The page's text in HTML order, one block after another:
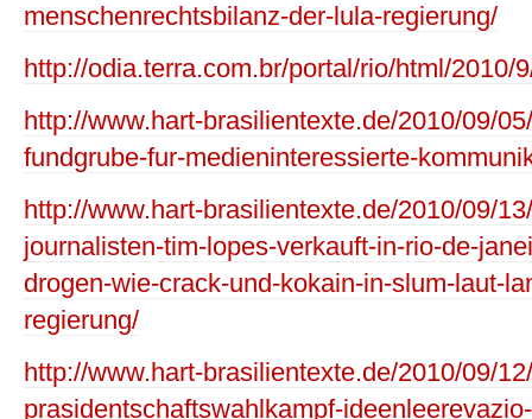
menschenrechtsbilanz-der-lula-regierung/
http://odia.terra.com.br/portal/rio/html/
http://www.hart-brasilientexte.de/2010/09/
fundgrube-fur-medieninteressierte-
http://www.hart-brasilientexte.de/2010/09/
journalisten-tim-lopes-verkauft-in-rio-de-
drogen-wie-crack-und-kokain-in-slum-laut-
regierung/
http://www.hart-brasilientexte.de/2010/09/
prasidentschaftswahlkampf-